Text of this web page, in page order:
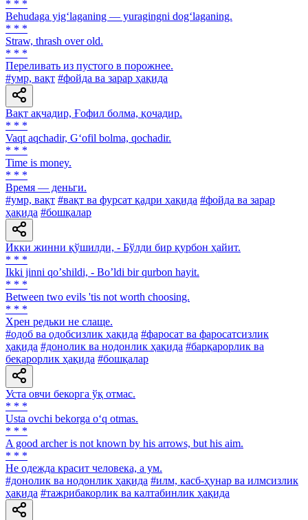
* * *
Behudaga yig‘laganing — yuragingni dog‘laganing.
* * *
Straw, thrash over old.
* * *
Переливать из пустого в порожнее.
#умр, вақт #фойда ва зарар ҳақида
Вақт ақчадир, Ғофил болма, қочадир.
* * *
Vaqt aqchadir, G‘ofil bolma, qochadir.
* * *
Time is money.
* * *
Время — деньги.
#умр, вақт #вақт ва фурсат қадри ҳақида #фойда ва зарар
ҳақида #бошқалар
Икки жинни қўшилди, - Бўлди бир қурбон ҳайит.
* * *
Ikki jinni qoʼshildi, - Boʼldi bir qurbon hayit.
* * *
Between two evils 'tis not worth choosing.
* * *
Хрен редьки не слаще.
#одоб ва одобсизлик ҳақида #фаросат ва фаросатсизлик
ҳақида #донолик ва нодонлик ҳақида #барқарорлик ва
беқарорлик ҳақида #бошқалар
Уста овчи бекорга ўқ отмас.
* * *
Usta ovchi bekorga o‘q otmas.
* * *
A good archer is not known by his arrows, but his aim.
* * *
He одежда красит человека, а ум.
#донолик ва нодонлик ҳақида #илм, касб-ҳунар ва илмсизлик
ҳақида #тажрибакорлик ва калтабинлик ҳақида